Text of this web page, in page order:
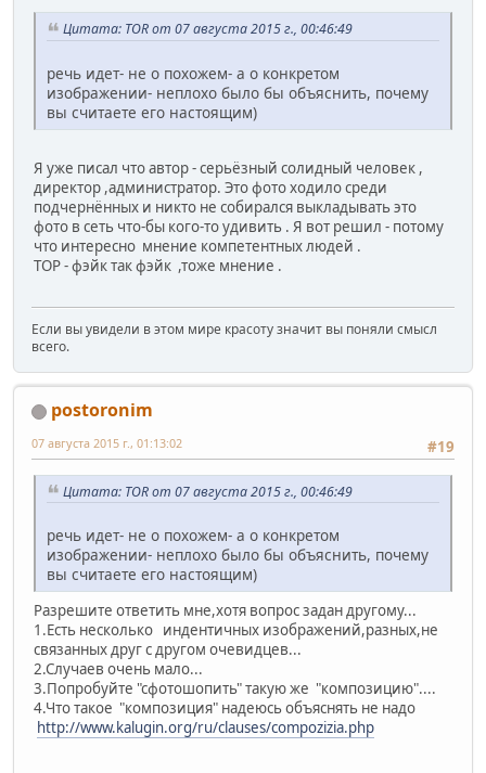
Цитата: TOR от 07 августа 2015 г., 00:46:49
речь идет- не о похожем- а о конкретом
изображении- неплохо было бы объяснить, почему
вы считаете его настоящим)
Я уже писал что автор - серьёзный солидный человек ,
директор ,администратор. Это фото ходило среди
подчернённых и никто не собирался выкладывать это
фото в сеть что-бы кого-то удивить . Я вот решил - потому
что интересно мнение компетентных людей .
ТОР - фэйк так фэйк ,тоже мнение .
Если вы увидели в этом мире красоту значит вы поняли смысл
всего.
postoronim
#19
07 августа 2015 г., 01:13:02
Цитата: TOR от 07 августа 2015 г., 00:46:49
речь идет- не о похожем- а о конкретом
изображении- неплохо было бы объяснить, почему
вы считаете его настоящим)
Разрешите ответить мне,хотя вопрос задан другому...
1.Есть несколько индентичных изображений,разных,не
связанных друг с другом очевидцев...
2.Случаев очень мало...
3.Попробуйте "сфотошопить" такую же "композицию"....
4.Что такое "композиция" надеюсь объяснять не надо
http://www.kalugin.org/ru/clauses/compozizia.php